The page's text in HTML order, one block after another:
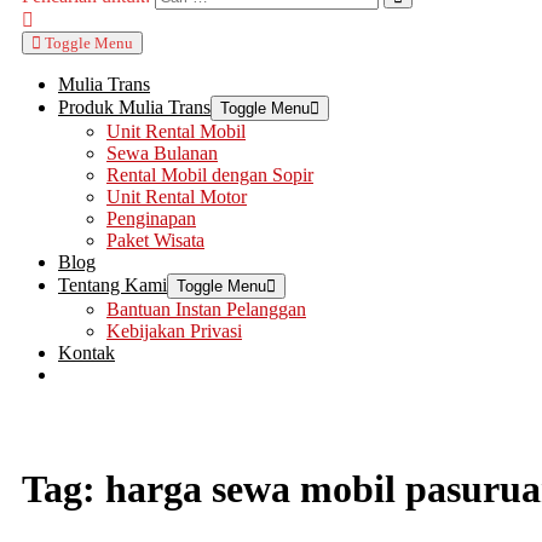
Toggle Menu
Mulia Trans
Produk Mulia Trans Toggle Menu
Unit Rental Mobil
Sewa Bulanan
Rental Mobil dengan Sopir
Unit Rental Motor
Penginapan
Paket Wisata
Blog
Tentang Kami Toggle Menu
Bantuan Instan Pelanggan
Kebijakan Privasi
Kontak
Tag: harga sewa mobil